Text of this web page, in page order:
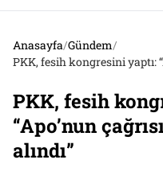
Anasayfa/Gündem/
PKK, fesih
“Apo’nun
alındı”